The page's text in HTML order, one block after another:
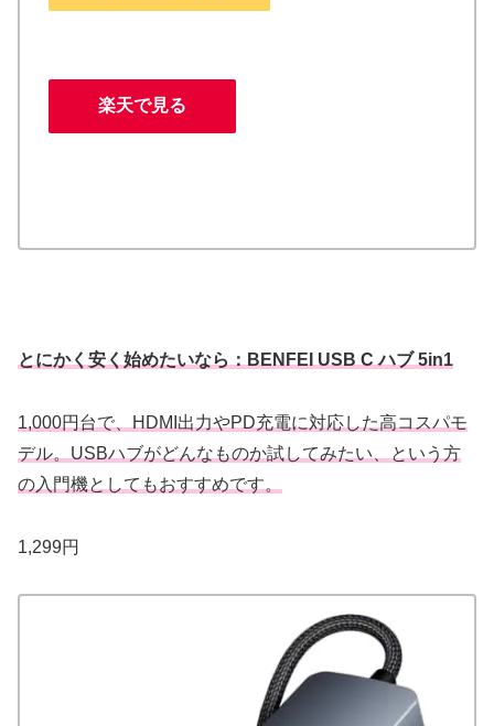
楽天で見る
とにかく安く始めたいなら：BENFEI USB C ハブ 5in1
1,000円台で、HDMI出力やPD充電に対応した高コスパモ
デル。USBハブがどんなものか試してみたい、という方
の入門機としてもおすすめです。
1,299円